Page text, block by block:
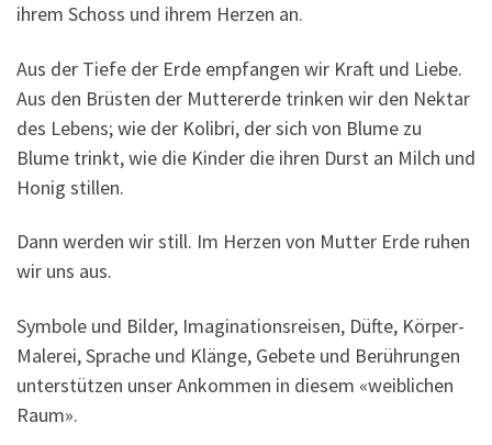
ihrem Schoss und ihrem Herzen an.
Aus der Tiefe der Erde empfangen wir Kraft und Liebe.
Aus den Brüsten der Muttererde trinken wir den Nektar
des Lebens; wie der Kolibri, der sich von Blume zu
Blume trinkt, wie die Kinder die ihren Durst an Milch und
Honig stillen.
Dann werden wir still. Im Herzen von Mutter Erde ruhen
wir uns aus.
Symbole und Bilder, Imaginationsreisen, Düfte, Körper-
Malerei, Sprache und Klänge, Gebete und Berührungen
unterstützen unser Ankommen in diesem «weiblichen
Raum».